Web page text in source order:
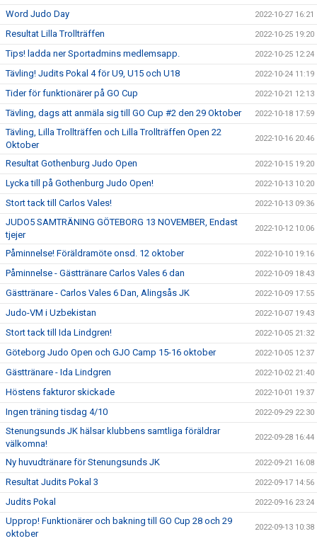
Word Judo Day 2022-10-27 16:21
Resultat Lilla Trollträffen 2022-10-25 19:20
Tips! ladda ner Sportadmins medlemsapp. 2022-10-25 12:24
Tävling! Judits Pokal 4 för U9, U15 och U18 2022-10-24 11:19
Tider för funktionärer på GO Cup 2022-10-21 12:13
Tävling, dags att anmäla sig till GO Cup #2 den 29 Oktober 2022-10-18 17:59
Tävling, Lilla Trollträffen och Lilla Trollträffen Open 22
Oktober
2022-10-16 20:46
Resultat Gothenburg Judo Open 2022-10-15 19:20
Lycka till på Gothenburg Judo Open! 2022-10-13 10:20
Stort tack till Carlos Vales! 2022-10-13 09:36
JUDO5 SAMTRÄNING GÖTEBORG 13 NOVEMBER, Endast
tjejer
2022-10-12 10:06
Påminnelse! Föräldramöte onsd. 12 oktober 2022-10-10 19:16
Påminnelse - Gästtränare Carlos Vales 6 dan 2022-10-09 18:43
Gästtränare - Carlos Vales 6 Dan, Alingsås JK 2022-10-09 17:55
Judo-VM i Uzbekistan 2022-10-07 19:43
Stort tack till Ida Lindgren! 2022-10-05 21:32
Göteborg Judo Open och GJO Camp 15-16 oktober 2022-10-05 12:37
Gästtränare - Ida Lindgren 2022-10-02 21:40
Höstens fakturor skickade 2022-10-01 19:37
Ingen träning tisdag 4/10 2022-09-29 22:30
Stenungsunds JK hälsar klubbens samtliga föräldrar
välkomna!
2022-09-28 16:44
Ny huvudtränare för Stenungsunds JK 2022-09-21 16:08
Resultat Judits Pokal 3 2022-09-17 14:56
Judits Pokal 2022-09-16 23:24
Upprop! Funktionärer och bakning till GO Cup 28 och 29
oktober
2022-09-13 10:38